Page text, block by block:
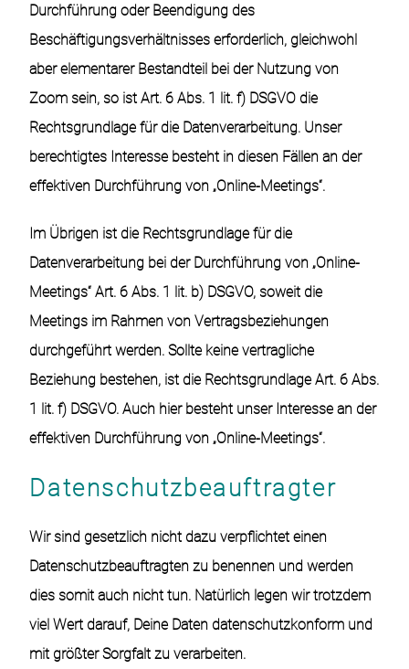
Durchführung oder Beendigung des
Beschäftigungsverhältnisses erforderlich, gleichwohl
aber elementarer Bestandteil bei der Nutzung von
Zoom sein, so ist Art. 6 Abs. 1 lit. f) DSGVO die
Rechtsgrundlage für die Datenverarbeitung. Unser
berechtigtes Interesse besteht in diesen Fällen an der
effektiven Durchführung von „Online-Meetings“.
Im Übrigen ist die Rechtsgrundlage für die
Datenverarbeitung bei der Durchführung von „Online-
Meetings“ Art. 6 Abs. 1 lit. b) DSGVO, soweit die
Meetings im Rahmen von Vertragsbeziehungen
durchgeführt werden. Sollte keine vertragliche
Beziehung bestehen, ist die Rechtsgrundlage Art. 6 Abs.
1 lit. f) DSGVO. Auch hier besteht unser Interesse an der
effektiven Durchführung von „Online-Meetings“.
Datenschutzbeauftragter
Wir sind gesetzlich nicht dazu verpflichtet einen
Datenschutzbeauftragten zu benennen und werden
dies somit auch nicht tun. Natürlich legen wir trotzdem
viel Wert darauf, Deine Daten datenschutzkonform und
mit größter Sorgfalt zu verarbeiten.